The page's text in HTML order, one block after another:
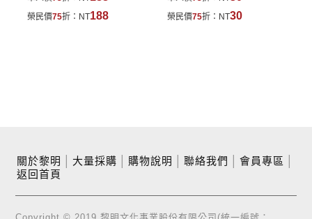
榮民價75折： NT188 榮民價75折： NT30
關於黎明 大量採購 購物說明 聯絡我們 會員專區
返回首頁